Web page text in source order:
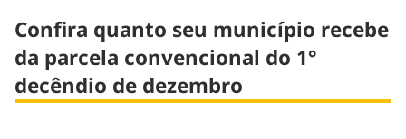
Confira quanto seu município recebe
da parcela convencional do 1°
decêndio de dezembro